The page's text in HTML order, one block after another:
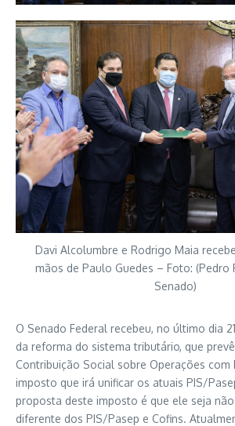
Davi Alcolumbre e Rodrigo Maia
mãos de Paulo Guedes – Foto: (Pedro
Senado)
O Senado Federal recebeu, no último dia
da reforma do sistema tributário, que
Contribuição Social sobre Operações com
imposto que irá unificar os atuais PIS/
proposta deste imposto é que ele seja
diferente dos PIS/Pasep e Cofins.